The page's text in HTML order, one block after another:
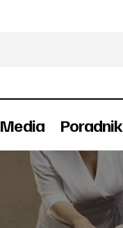
Media Poradnik
Przetargi Przetarg Milki